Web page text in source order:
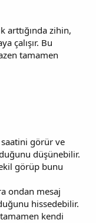
arttığında zihin,
çalışır. Bu
tamamen
saatini görür ve
düşünebilir.
görüp bunu
ondan mesaj
hissedebilir.
kendi